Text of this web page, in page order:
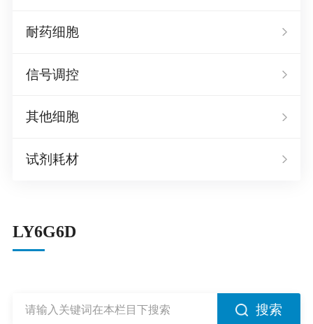
耐药细胞
信号调控
其他细胞
试剂耗材
LY6G6D
搜索